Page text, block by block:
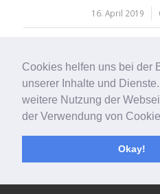
Cookies helfen uns bei der
unserer Inhalte und
weitere Nutzung der
der Verwendung von
Okay!
16. April 2019
/
© Copyright - 123effizientdabei -
Ordnung am Arbeitsplatz -
Enfold WordPress Theme